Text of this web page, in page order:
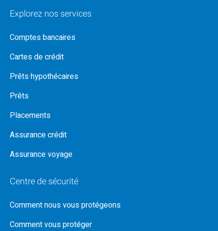
Explorez nos services
Comptes bancaires
Cartes de crédit
Prêts hypothécaires
Prêts
Placements
Assurance crédit
Assurance voyage
Centre de sécurité
Comment nous vous protégeons
Comment vous protéger